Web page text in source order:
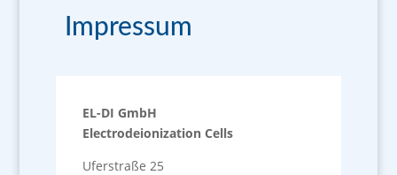
Impressum
EL-DI GmbH
Electrodeionization Cells
Uferstraße 25